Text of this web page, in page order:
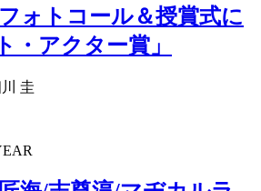
ォトコール＆授賞式に
・アクター賞」
圭